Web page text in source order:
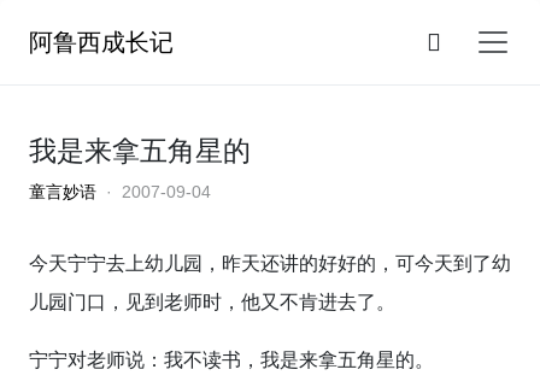
阿鲁西成长记
我是来拿五角星的
童言妙语 · 2007-09-04
今天宁宁去上幼儿园，昨天还讲的好好的，可今天到了幼
儿园门口，见到老师时，他又不肯进去了。
宁宁对老师说：我不读书，我是来拿五角星的。